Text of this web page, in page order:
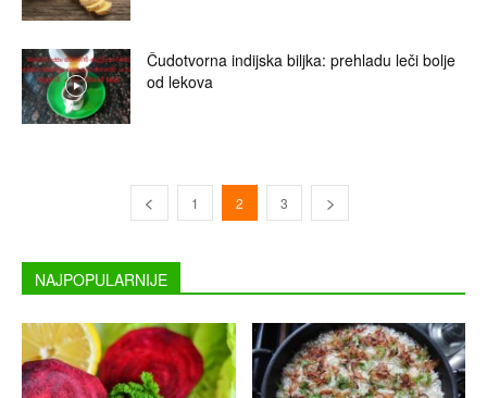
Čudotvorna indijska biljka: prehladu leči bolje
od lekova
1 2 3
NAJPOPULARNIJE